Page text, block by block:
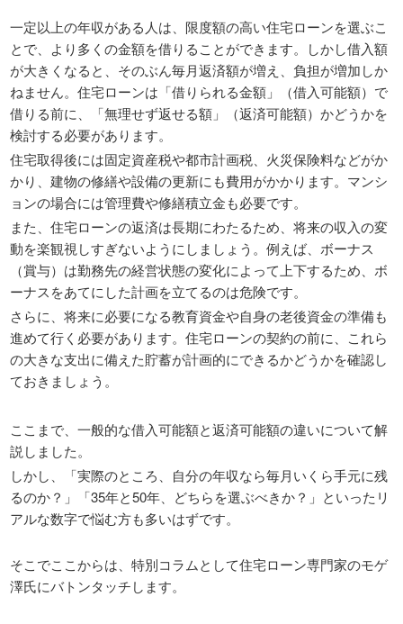
一定以上の年収がある人は、限度額の高い住宅ローンを選ぶこ
とで、より多くの金額を借りることができます。しかし借入額
が大きくなると、そのぶん毎月返済額が増え、負担が増加しか
ねません。住宅ローンは「借りられる金額」（借入可能額）で
借りる前に、「無理せず返せる額」（返済可能額）かどうかを
検討する必要があります。
住宅取得後には固定資産税や都市計画税、火災保険料などがか
かり、建物の修繕や設備の更新にも費用がかかります。マンシ
ョンの場合には管理費や修繕積立金も必要です。
また、住宅ローンの返済は長期にわたるため、将来の収入の変
動を楽観視しすぎないようにしましょう。例えば、ボーナス
（賞与）は勤務先の経営状態の変化によって上下するため、ボ
ーナスをあてにした計画を立てるのは危険です。
さらに、将来に必要になる教育資金や自身の老後資金の準備も
進めて行く必要があります。住宅ローンの契約の前に、これら
の大きな支出に備えた貯蓄が計画的にできるかどうかを確認し
ておきましょう。
ここまで、一般的な借入可能額と返済可能額の違いについて解
説しました。
しかし、「実際のところ、自分の年収なら毎月いくら手元に残
るのか？」「35年と50年、どちらを選ぶべきか？」といったリ
アルな数字で悩む方も多いはずです。
そこでここからは、特別コラムとして住宅ローン専門家のモゲ
澤氏にバトンタッチします。